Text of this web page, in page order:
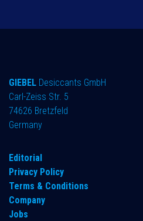
GIEBEL Desiccants GmbH
Carl-Zeiss Str. 5
74626 Bretzfeld
Germany
​Editorial
Privacy Policy
Terms & Conditions
Company
Jobs